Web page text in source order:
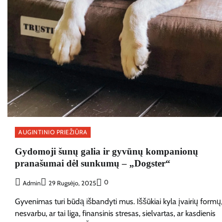
AUGINTINIO PRIEŽIŪRA
Gydomoji šunų galia ir gyvūnų kompanionų
pranašumai dėl sunkumų – „Dogster“
Admin 29 Rugsėjo, 2025 0
Gyvenimas turi būdą išbandyti mus. Iššūkiai kyla įvairių formų,
nesvarbu, ar tai liga, finansinis stresas, sielvartas, ar kasdienis